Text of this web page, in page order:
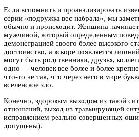
Если вспомнить и проанализировать
серии «подружка вес набрала», мы
обычно и происходит. Женщина
мужчиной, который определенным
демонстрацией своего более высокого
достоинство, а вскоре появляется
могут быть родственники, друзья,
одно — человек все более и более
что-то не так, что через него в мире
вселенское зло.
Конечно, здоровым выходом из такой
отношений, выход из травмирующей
исправлением реально совершенных
допущены).